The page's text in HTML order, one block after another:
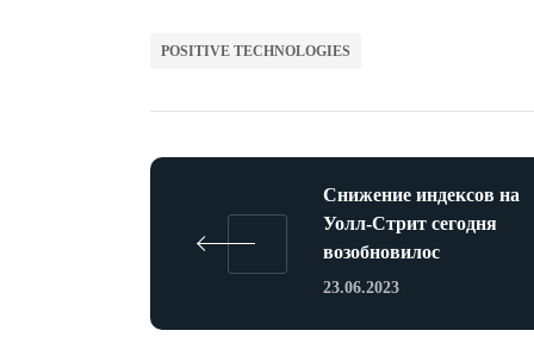
POSITIVE TECHNOLOGIES
Снижение индексов на
Уолл-Стрит сегодня
возобновилос
23.06.2023